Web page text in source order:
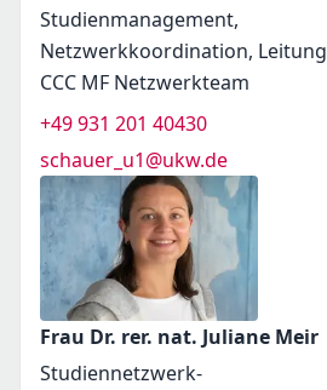
Studienmanagement,
Netzwerkkoordination, Leitung
CCC MF Netzwerkteam
+49 931 201 40430
schauer_u1@ukw.de
Frau Dr. rer. nat. Juliane Meir
Studiennetzwerk-